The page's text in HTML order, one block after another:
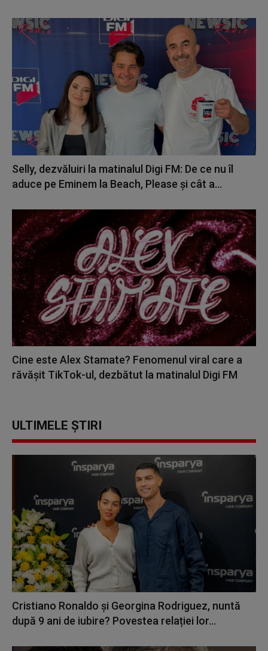
Selly, dezvăluiri la matinalul Digi FM: De ce nu îl
aduce pe Eminem la Beach, Please și cât a...
Cine este Alex Stamate? Fenomenul viral care a
răvășit TikTok-ul, dezbătut la matinalul Digi FM
ULTIMELE ȘTIRI
Cristiano Ronaldo și Georgina Rodriguez, nuntă
după 9 ani de iubire? Povestea relației lor...